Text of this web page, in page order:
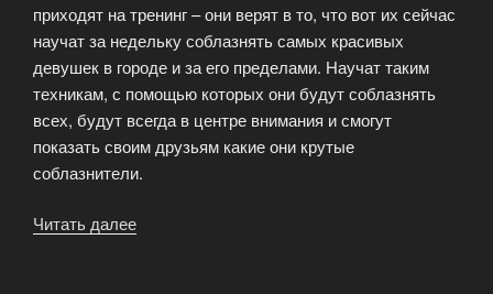
приходят на тренинг – они верят в то, что вот их сейчас
научат за недельку соблазнять самых красивых
девушек в городе и за его пределами. Научат таким
техникам, с помощью которых они будут соблазнять
всех, будут всегда в центре внимания и смогут
показать своим друзьям какие они крутые
соблазнители.
Читать далее